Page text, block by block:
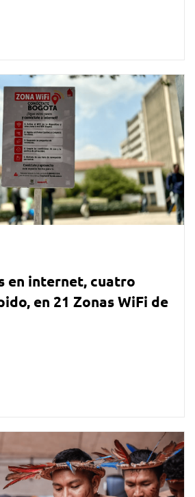
en internet, cuatro
en 21 Zonas WiFi de